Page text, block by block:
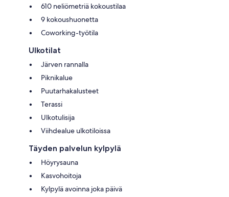
610 neliömetriä kokoustilaa
9 kokoushuonetta
Coworking-työtila
Ulkotilat
Järven rannalla
Piknikalue
Puutarhakalusteet
Terassi
Ulkotulisija
Viihdealue ulkotiloissa
Täyden palvelun kylpylä
Höyrysauna
Kasvohoitoja
Kylpylä avoinna joka päivä